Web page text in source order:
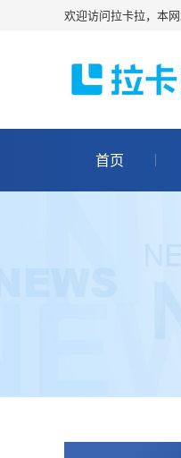
欢迎访问拉卡拉，本
首页